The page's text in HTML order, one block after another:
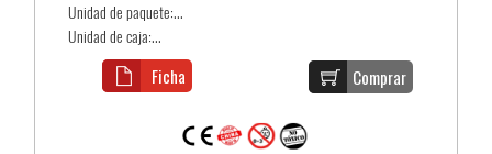
Unidad de paquete:...
Unidad de caja:...
Comprar
Ficha